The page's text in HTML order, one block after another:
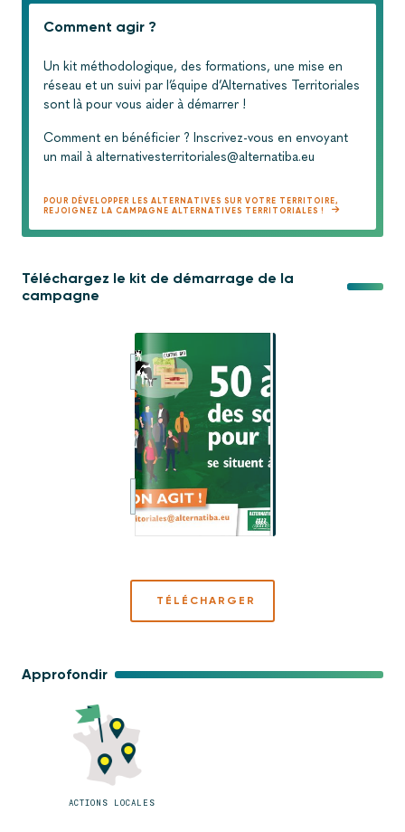
Approfondir
ACTIONS LOCALES
Comment agir ?
Un kit méthodologique, des formations, une mise en
réseau et un suivi par l’équipe d’Alternatives Territoriales
sont là pour vous aider à démarrer !
Comment en bénéficier ? Inscrivez-vous en envoyant
un mail à alternativesterritoriales@alternatiba.eu
POUR DÉVELOPPER LES ALTERNATIVES SUR VOTRE TERRITOIRE,
REJOIGNEZ LA CAMPAGNE ALTERNATIVES TERRITORIALES !
Téléchargez le kit de démarrage de la
campagne
TÉLÉCHARGER